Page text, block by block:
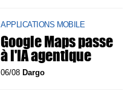
APPLICATIONS MOBILE
Google Maps passe
à l'IA agentique
06/08 Dargo